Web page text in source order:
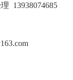
13938074685